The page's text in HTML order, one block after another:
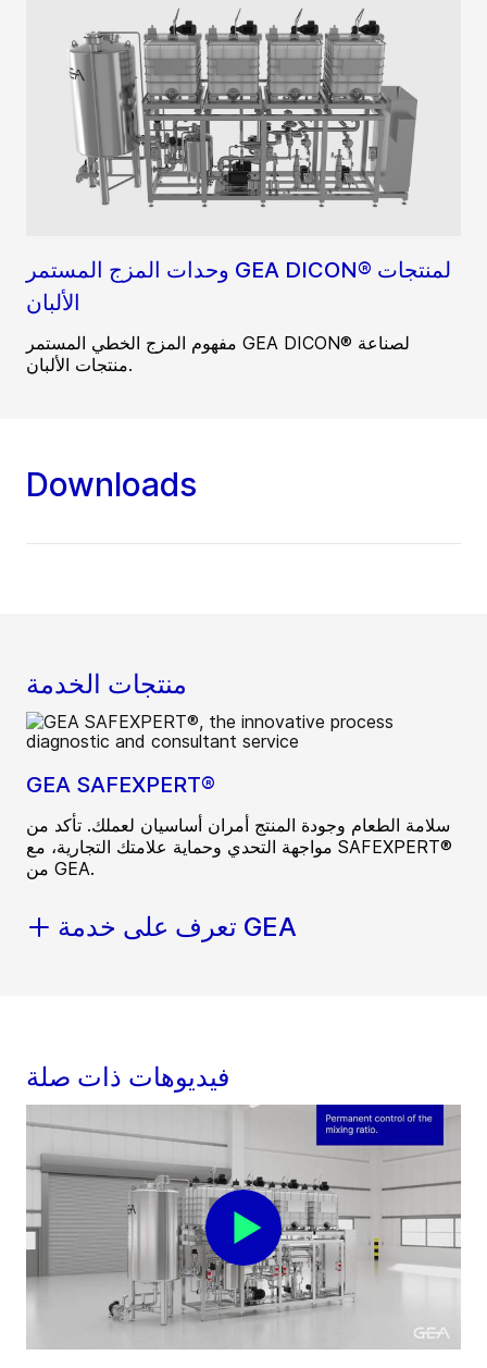
وحدات المزج المستمر GEA DICON® لمنتجات
الألبان
مفهوم المزج الخطي المستمر GEA DICON® لصناعة
منتجات الألبان.
Downloads
منتجات الخدمة
GEA SAFEXPERT®
سلامة الطعام وجودة المنتج أمران أساسيان لعملك. تأكد من
مواجهة التحدي وحماية علامتك التجارية، مع SAFEXPERT®
من GEA.
تعرف على خدمة GEA
فيديوهات ذات صلة